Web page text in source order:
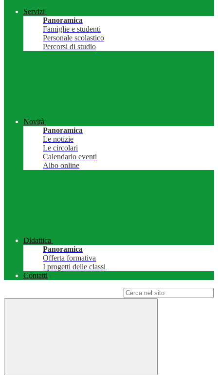
Servizi
Panoramica
Famiglie e studenti
Personale scolastico
Percorsi di studio
Novità
Panoramica
Le notizie
Le circolari
Calendario eventi
Albo online
Didattica
Panoramica
Offerta formativa
I progetti delle classi
Contatti